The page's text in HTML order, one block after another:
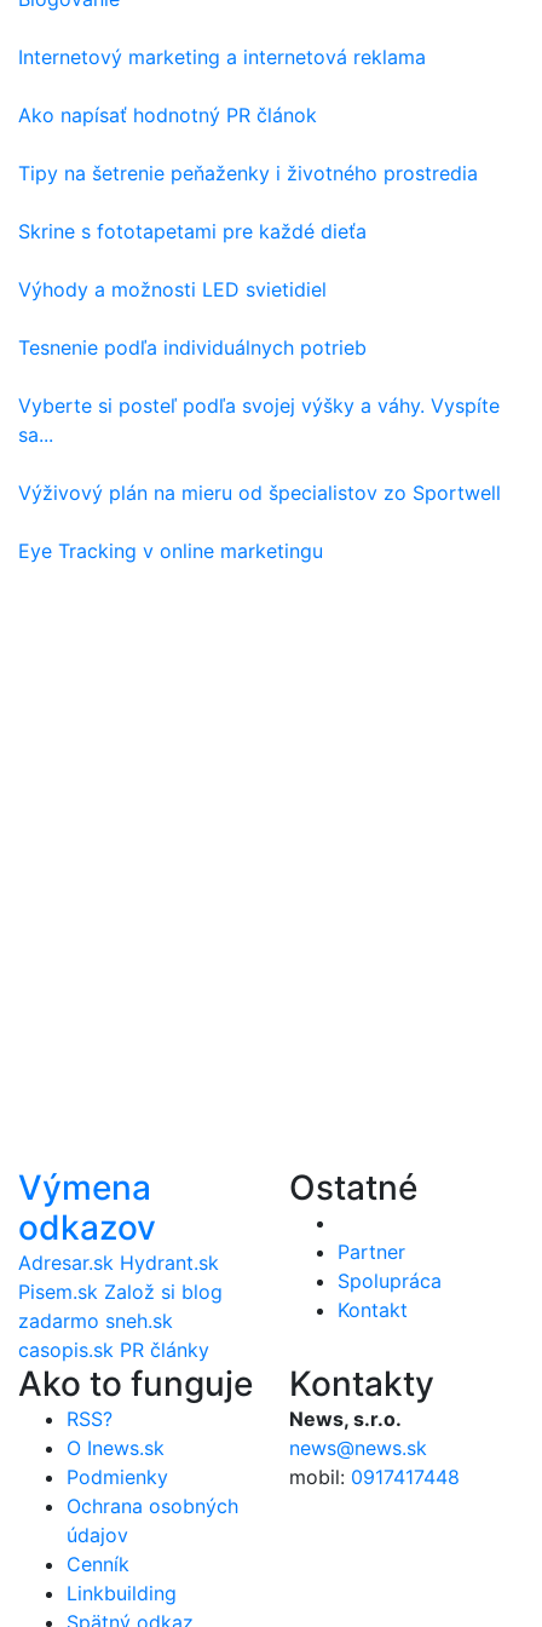
Internetový marketing a internetová reklama
Ako napísať hodnotný PR článok
Tipy na šetrenie peňaženky i životného prostredia
Skrine s fototapetami pre každé dieťa
Výhody a možnosti LED svietidiel
Tesnenie podľa individuálnych potrieb
Vyberte si posteľ podľa svojej výšky a váhy. Vyspíte
sa...
Výživový plán na mieru od špecialistov zo Sportwell
Eye Tracking v online marketingu
Výmena
odkazov
Adresar.sk Hydrant.sk
Pisem.sk Založ si blog
zadarmo sneh.sk
casopis.sk PR články
Ostatné
Partner
Spolupráca
Kontakt
Ako to funguje
RSS?
O Inews.sk
Podmienky
Ochrana osobných
údajov
Cenník
Linkbuilding
Kontakty
News, s.r.o.
news@news.sk
mobil: 0917417448